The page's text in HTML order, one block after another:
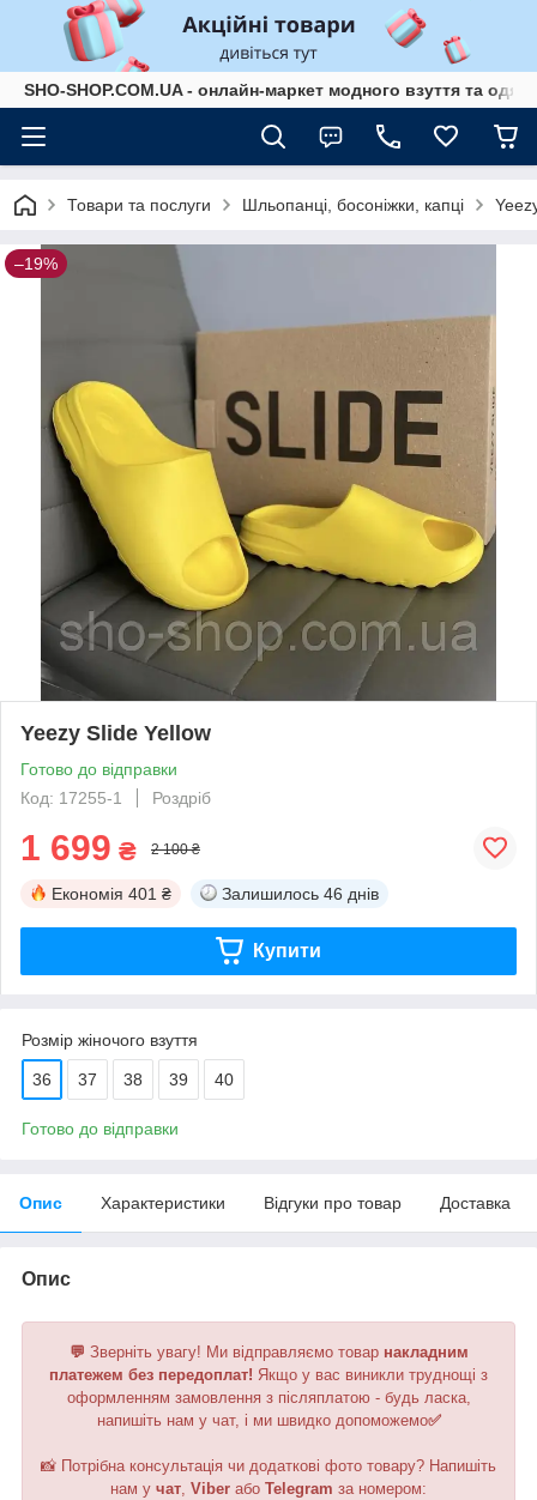
SHO-SHOP.COM.UA - онлайн-маркет модного взуття та
Товари та послуги Шльопанці, босоніжки, капці
–19%
Yeezy Slide Yellow
Готово до відправки
Код: 17255-1
Роздріб
1 699 ₴ 2 100 ₴
Економія 401 ₴ Залишилось 46 днів
Купити
Розмір жіночого взуття
36 37 38 39 40
Готово до відправки
Опис Характеристики Відгуки про товар Доставка
Опис
💬 Зверніть увагу! Ми відправляємо товар накладним
платежем без передоплат! Якщо у вас виникли труднощі з
оформленням замовлення з післяплатою - будь ласка,
напишіть нам у чат, і ми швидко допоможемо✅
📸 Потрібна консультація чи додаткові фото товару? Напишіть
нам у чат Viber або Telegram за номером: